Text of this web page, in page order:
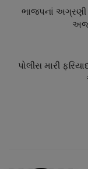
ભાજપનાં અગ્રણી
પોલીસ મારી